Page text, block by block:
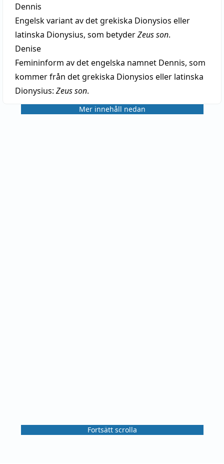
Dennis
Engelsk variant av det grekiska Dionysios eller
latinska Dionysius, som betyderZeus son.
Denise
Femininform av det engelska namnet Dennis, som
kommer från det grekiska Dionysios eller latinska
Dionysius: Zeus son.
Mer innehåll nedan
Fortsätt scrolla